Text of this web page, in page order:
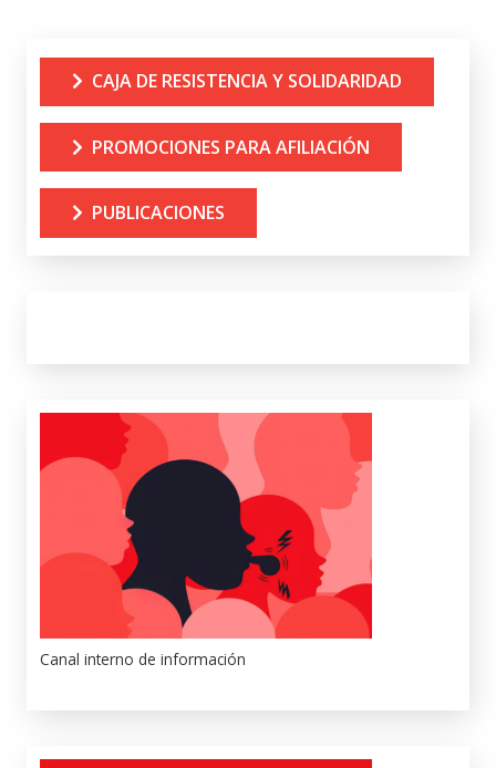
CAJA DE RESISTENCIA Y SOLIDARIDAD
PROMOCIONES PARA AFILIACIÓN
PUBLICACIONES
Canal interno de información